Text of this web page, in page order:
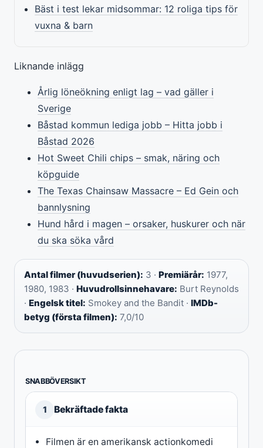
Bäst i test lekar midsommar: 12 roliga tips för
vuxna & barn
Liknande inlägg
Årlig löneökning enligt lag – vad gäller i
Sverige
Båstad kommun lediga jobb – Hitta jobb i
Båstad 2026
Hot Sweet Chili chips – smak, näring och
köpguide
The Texas Chainsaw Massacre – Ed Gein och
bannlysning
Hund hård i magen – orsaker, huskurer och när
du ska söka vård
Antal filmer (huvudserien): 3 · Premiärår: 1977,
1980, 1983 · Huvudrollsinnehavare: Burt Reynolds
· Engelsk titel: Smokey and the Bandit · IMDb-
betyg (första filmen): 7,0/10
SNABBÖVERSIKT
1 Bekräftade fakta
Filmen är en amerikansk actionkomedi